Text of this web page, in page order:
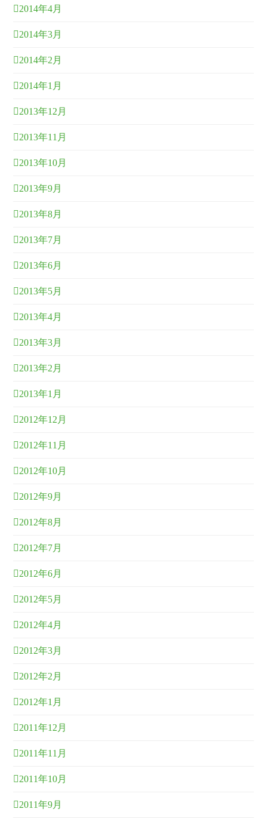
2014年4月
2014年3月
2014年2月
2014年1月
2013年12月
2013年11月
2013年10月
2013年9月
2013年8月
2013年7月
2013年6月
2013年5月
2013年4月
2013年3月
2013年2月
2013年1月
2012年12月
2012年11月
2012年10月
2012年9月
2012年8月
2012年7月
2012年6月
2012年5月
2012年4月
2012年3月
2012年2月
2012年1月
2011年12月
2011年11月
2011年10月
2011年9月